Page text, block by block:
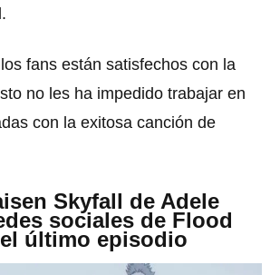
fans están satisfechos con la
no les ha impedido trabajar en
con la exitosa canción de
Skyfall de Adele
sociales de Flood
último episodio